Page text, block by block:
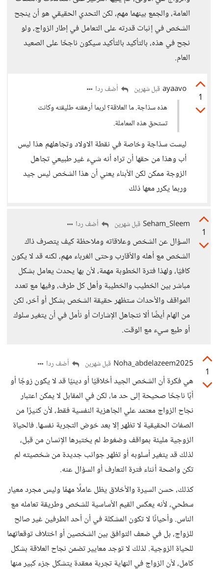
العامة، والجمع بينهما مهم، لكن التحدي الحقيقي هو أن ينجح
الشخص في إثبات قدرته على التعامل في إطار الزواج، ولو
نجح في هذه، بالتأكيد بالتأكيد سيكون ناجحًا على الصعيد
العام.
1
ayaavo قبل شهرين
أضف ردا
هذه سذاجة. ما العلاقة؟ لربما أرهقته طليقته وكانت
تستحق هذه المعاملة.
ليست سذاجة وخاصة في نقطة الاولاد وتجاهلهم هذا ليس
أب وهذا من حقها أن تراه أنه شيء غير طبيعي تجاهل
الزوجة ممكن لكن الأبناء يعني أن هذا الشخص ليس جيد
وربما يكرر معها ذلك
1
Seham_Sleem قبل شهرين أضف ردا
السؤال عن الشخص وعلاقاته وملاحظة كيف يتصرف ذاك
الشخص مع أهله والأقارب وحتى الغرباء مهم، لكنه قد لا يكون
كافيًا، ولهذا فترة الخطوبة مهمة، لأن بها يحدث يعامل بشكل
مباشر بين الخطيب والخطيبة وأهل كل طرف، وفيها مع تعدد
المواقف والأحداث ستظهر حقيقة الشخص بشكل أو آخر، لكن
من الهام أيضًا ألا نتجاهل الإشارات أو نأمل في أن يتغير سلوك
أو طبع سيء مع الوقت.
1
Noha_abdelazeem2025 قبل شهرين أضف ردا
هي فكرة أن الشخص الجيد أخلاقيًا أو دينيًا قد لا يكون زوجًا أو
أبًا ناجحًا صحيحة إلى حد ما، لكن في المقابل لا يمكن اعتبار
نجاح الزواج معتمد علي الجاهزية النفسية فقط، لأن كثيرًا من
الصفات الحقيقية لا تظهر إلا بعد خوض التجربة نفسها. فالحياة
الزوجية مليئة بمواقف وضغوط لم يختبرها الإنسان من قبل،
لذلك قد يتغير أسلوبه أو تظهر جوانب جديدة من شخصيته لم
تكن واضحة أثناء فترة التعارف أو السؤال عنه.
كذلك، حسن السيرة والأخلاق يظل عاملًا مهمًا وليس مجرد معيار
سطحي، لأنه يعكس القيم الأساسية للشخص وطريقة تعامله مع
الناس. وأحيانًا لا تكون المشكلة في أن أحد الطرفين غير صالح
للزواج، بل في ضعف التوافق بين الشخصين أو اختلاف توقعاتهما
للحياة الزوجية. لذلك لا توجد معايير تضمن نجاح العلاقة بشكل
كامل، لأن الزواج في النهاية تجربة معقدة يتشكل جزء كبير منها